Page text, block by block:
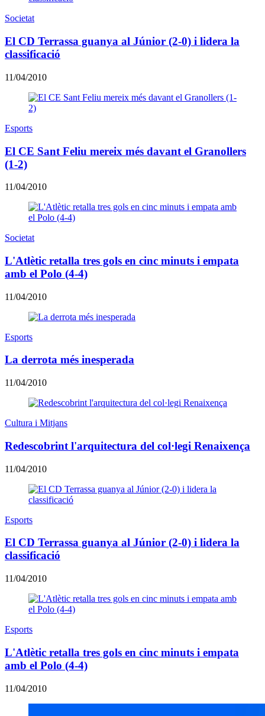
Societat
El CD Terrassa guanya al Júnior (2-0) i lidera la
classificació
11/04/2010
Esports
El CE Sant Feliu mereix més davant el Granollers
(1-2)
11/04/2010
Societat
L'Atlètic retalla tres gols en cinc minuts i empata
amb el Polo (4-4)
11/04/2010
Esports
La derrota més inesperada
11/04/2010
Cultura i Mitjans
Redescobrint l'arquitectura del col·legi Renaixença
11/04/2010
Esports
El CD Terrassa guanya al Júnior (2-0) i lidera la
classificació
11/04/2010
Esports
L'Atlètic retalla tres gols en cinc minuts i empata
amb el Polo (4-4)
11/04/2010